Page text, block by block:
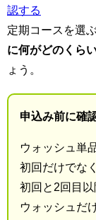
認する
定期コースを選
に何がどのくら
ょう。
申込み前に確
ウォッシュ単
初回だけでな
初回と2回目
ウォッシュだ